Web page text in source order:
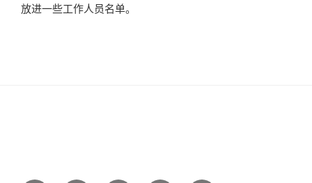
放进一些工作人员名单。